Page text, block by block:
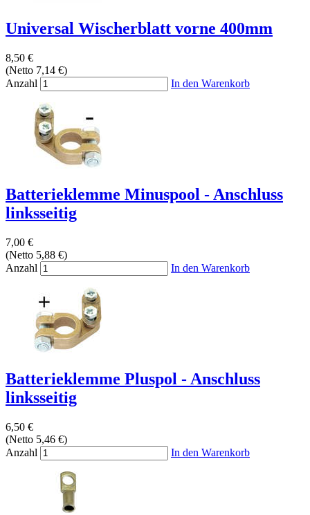
Universal Wischerblatt vorne 400mm
8,50 €
(Netto 7,14 €)
Anzahl
In den Warenkorb
Batterieklemme Minuspool - Anschluss
linksseitig
7,00 €
(Netto 5,88 €)
Anzahl
In den Warenkorb
Batterieklemme Pluspol - Anschluss
linksseitig
6,50 €
(Netto 5,46 €)
Anzahl
In den Warenkorb